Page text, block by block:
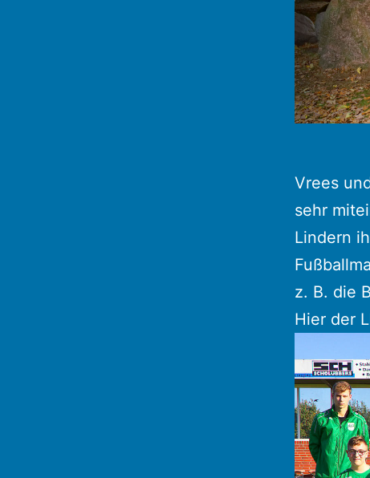
Vrees
sehr
Lindern
z. B. die
Hier der